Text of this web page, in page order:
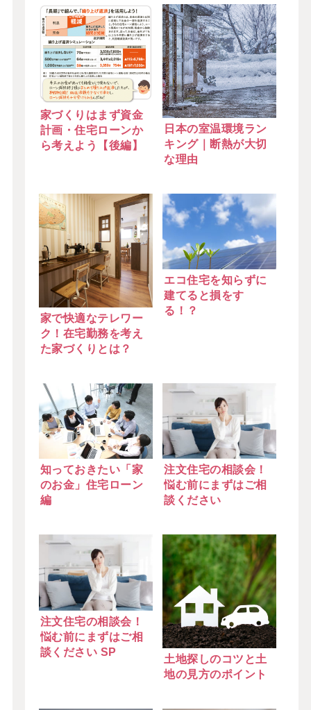
家づくりはまず資金
計画・住宅ローンか
ら考えよう【後編】
日本の室温環境ラン
キング｜断熱が大切
な理由
家で快適なテレワー
ク！在宅勤務を考え
た家づくりとは？
エコ住宅を知らずに
建てると損をす
る！？
知っておきたい「家
のお金」住宅ローン
編
注文住宅の相談会！
悩む前にまずはご相
談ください
注文住宅の相談会！
悩む前にまずはご相
談ください SP
土地探しのコツと土
地の見方のポイント